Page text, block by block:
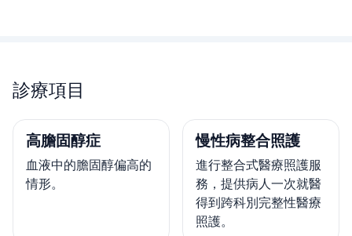
診療項目
高膽固醇症
血液中的膽固醇偏高的
情形。
慢性病整合照護
進行整合式醫療照護服
務，提供病人一次就醫
得到跨科別完整性醫療
照護。